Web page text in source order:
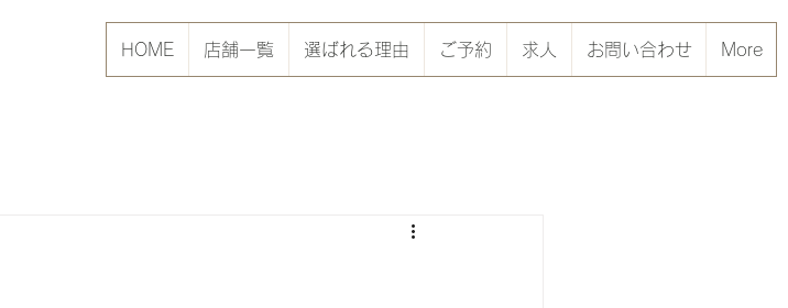
HOME 店舗一覧 選ばれる理由 ご予約 求人 お問い合わせ More